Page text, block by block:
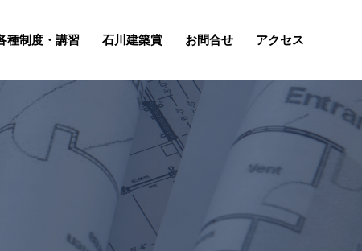
種制度・講習 石川建築賞 お問合せ アクセス